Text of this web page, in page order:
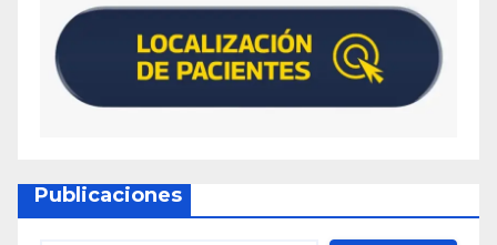
Publicaciones